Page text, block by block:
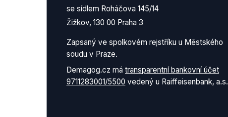
se sídlem Roháčova 145/14
Žižkov, 130 00 Praha 3
Zapsaný ve spolkovém rejstříku u Městského
soudu v Praze.
Demagog.cz má transparentní bankovní účet
9711283001/5500 vedený u Raiffeisenbank, a.s.